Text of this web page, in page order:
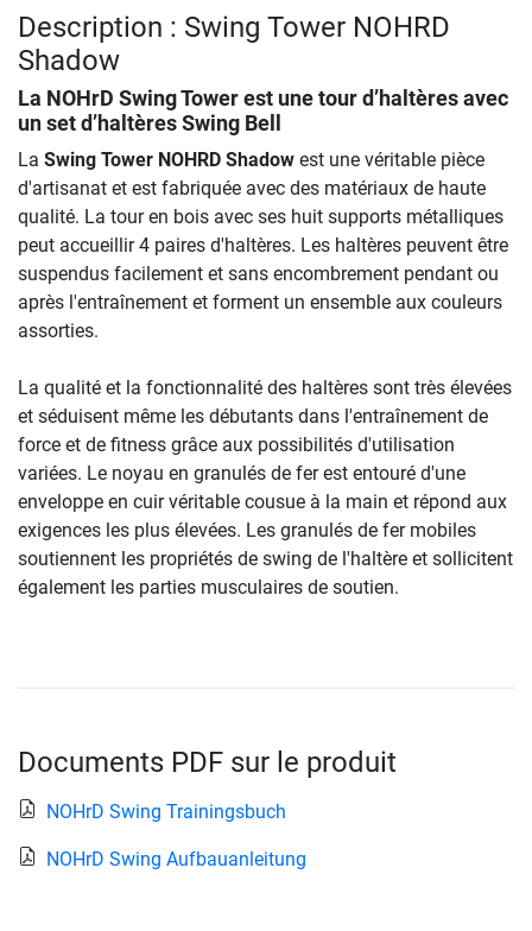
Description : Swing Tower NOHRD
Shadow
La NOHrD Swing Tower est une tour d’haltères avec
un set d’haltères Swing Bell
La Swing Tower NOHRD Shadow est une véritable pièce
d'artisanat et est fabriquée avec des matériaux de haute
qualité. La tour en bois avec ses huit supports métalliques
peut accueillir 4 paires d'haltères. Les haltères peuvent être
suspendus facilement et sans encombrement pendant ou
après l'entraînement et forment un ensemble aux couleurs
assorties.
La qualité et la fonctionnalité des haltères sont très élevées
et séduisent même les débutants dans l'entraînement de
force et de fitness grâce aux possibilités d'utilisation
variées. Le noyau en granulés de fer est entouré d'une
enveloppe en cuir véritable cousue à la main et répond aux
exigences les plus élevées. Les granulés de fer mobiles
soutiennent les propriétés de swing de l'haltère et sollicitent
également les parties musculaires de soutien.
Documents PDF sur le produit
NOHrD Swing Trainingsbuch
NOHrD Swing Aufbauanleitung